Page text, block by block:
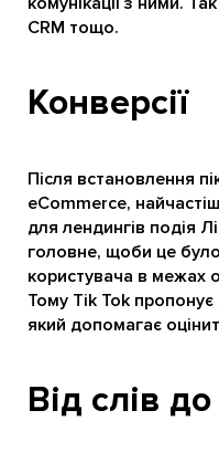
CRM тощо.
Конверсії
Після встановлення
eCommerce,
для лендингів подія
головне, щоби це
користувача в межах
Тому Tik Tok
який допомагає
Від слів